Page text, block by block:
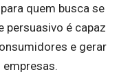
quem busca se
persuasivo é capaz
e gerar